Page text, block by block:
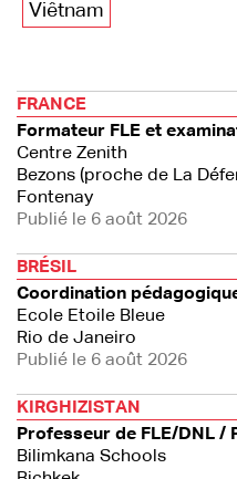
Viêtnam
FRANCE
Formateur FLE et
Centre Zenith
Bezons (proche de La
Fontenay
Publié le 6 août 2026
BRÉSIL
Coordination
Ecole Etoile Bleue
Rio de Janeiro
Publié le 6 août 2026
KIRGHIZISTAN
Professeur de FLE/DNL /
Bilimkana Schools